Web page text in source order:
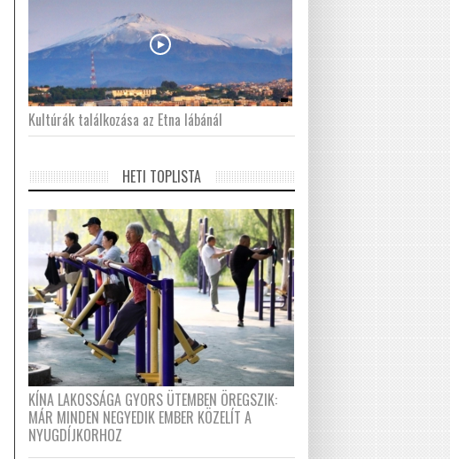
Kultúrák találkozása az Etna lábánál
HETI TOPLISTA
KÍNA LAKOSSÁGA GYORS ÜTEMBEN ÖREGSZIK:
MÁR MINDEN NEGYEDIK EMBER KÖZELÍT A
NYUGDÍJKORHOZ